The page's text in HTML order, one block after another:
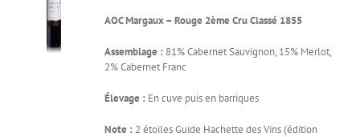
AOC Margaux – Rouge 2ème Cru Classé 1855
Assemblage : 81% Cabernet Sauvignon, 15% Merlot,
2% Cabernet Franc
Élevage : En cuve puis en barriques
Note : 2 étoiles Guide Hachette des Vins (édition